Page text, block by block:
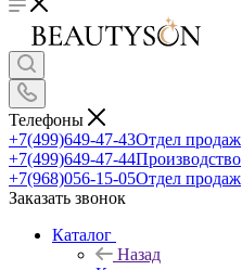
Телефоны
+7(499)649-47-43Отдел продаж
+7(499)649-47-44Производство
+7(968)056-15-05Отдел продаж
Заказать звонок
Каталог
Назад